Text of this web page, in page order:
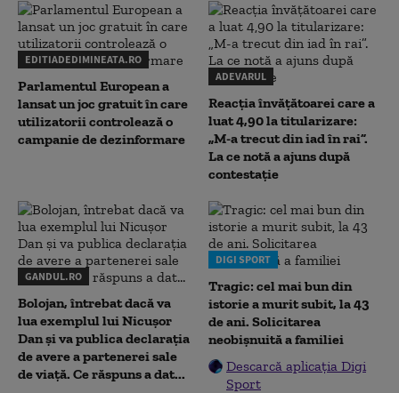
EDITIADEDIMINEATA.RO
Parlamentul European a
lansat un joc gratuit în care
utilizatorii controlează o
campanie de dezinformare
ADEVARUL
Reacția învățătoarei care a
luat 4,90 la titularizare:
„M-a trecut din iad în rai”.
La ce notă a ajuns după
contestație
GANDUL.RO
Bolojan, întrebat dacă va
lua exemplul lui Nicușor
Dan și va publica declarația
de avere a partenerei sale
de viață. Ce răspuns a dat...
DIGI SPORT
Tragic: cel mai bun din
istorie a murit subit, la 43
de ani. Solicitarea
neobișnuită a familiei
Descarcă aplicația Digi
Sport